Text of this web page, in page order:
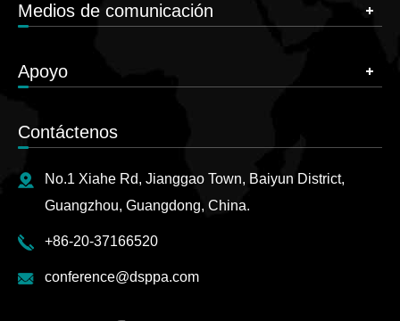
Medios de comunicación
Apoyo
Contáctenos
No.1 Xiahe Rd, Jianggao Town, Baiyun District,
Guangzhou, Guangdong, China.
+86-20-37166520
conference@dsppa.com